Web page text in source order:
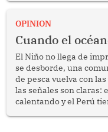
OPINION
Cuando el
El Niño no llega de
se desborde, una
de pesca vuelva con
las señales son claras:
calentando y el Perú